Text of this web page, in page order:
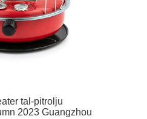
tal-pitrolju
2023 Guangzhou